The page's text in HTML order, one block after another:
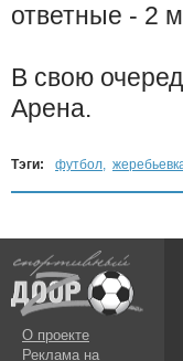
ответные - 2
В свою
Арена.
Тэги: футбол,
О проекте
Реклама на